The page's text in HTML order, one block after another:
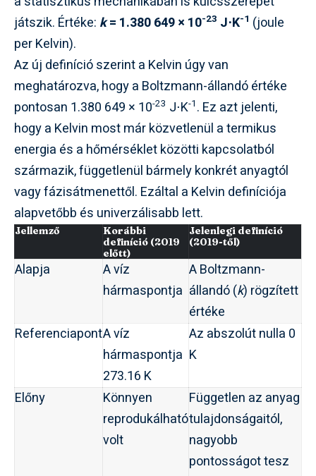
játszik. Értéke: k= 1.380 649 × 10-23 J⋅K-1 (joule
per Kelvin).
Az új definíció szerint a Kelvin úgy van
meghatározva, hogy a Boltzmann-állandó értéke
pontosan 1.380 649 × 10-23 J⋅K-1 . Ez azt jelenti,
hogy a Kelvin most már közvetlenül a termikus
energia és a hőmérséklet közötti kapcsolatból
származik, függetlenül bármely konkrét anyagtól
vagy fázisátmenettől. Ezáltal a Kelvin definíciója
alapvetőbb és univerzálisabb lett.
Jellemző
Korábbi
definíció (2019
előtt)
Jelenlegi definíció
(2019-től)
Alapja
A víz
hármaspontja
A Boltzmann-
állandó (k) rögzített
értéke
ReferenciapontA víz
hármaspontja
273.16 K
Az abszolút nulla 0
K
Előny
Könnyen
reprodukálható
volt
Független az anyag
tulajdonságaitól,
nagyobb
pontosságot tesz